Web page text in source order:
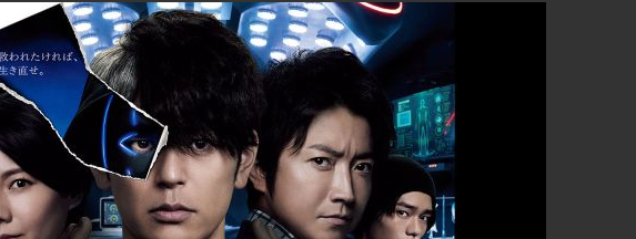
e
a
d
s
m
bl
r
b
o
ar
d
n
o
p.
io